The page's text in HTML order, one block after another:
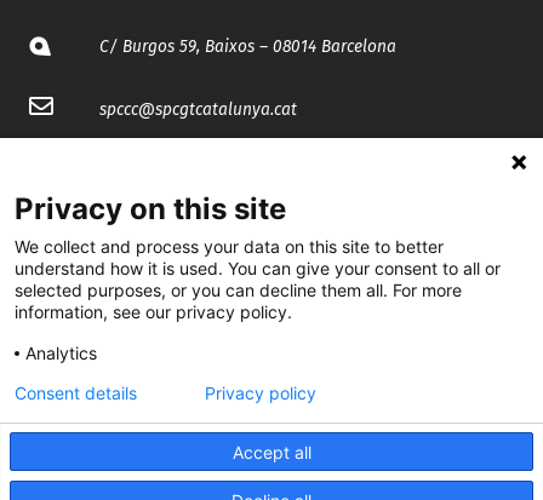
C/ Burgos 59, Baixos – 08014 Barcelona
spccc@spcgtcatalunya.cat
@CGTCatalunya
cgtcatalunya
Desenvolupat per
Privacy on this site
We collect and process your data on this site to better
understand how it is used. You can give your consent to all or
selected purposes, or you can decline them all. For more
information, see our privacy policy.
Analytics
Accept all
Consent details Privacy policy